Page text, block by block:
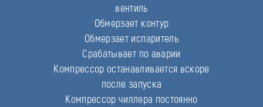
вентиль
Обмерзает контур
Обмерзает испаритель
Срабатывает по аварии
Компрессор останавливается вскоре
после запуска
Компрессор чиллера постоянно